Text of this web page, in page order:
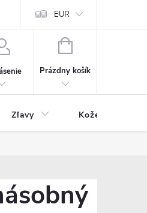
EUR
NÁKUPNÝ
Prázdny košík
Zľavy Kožený tovar